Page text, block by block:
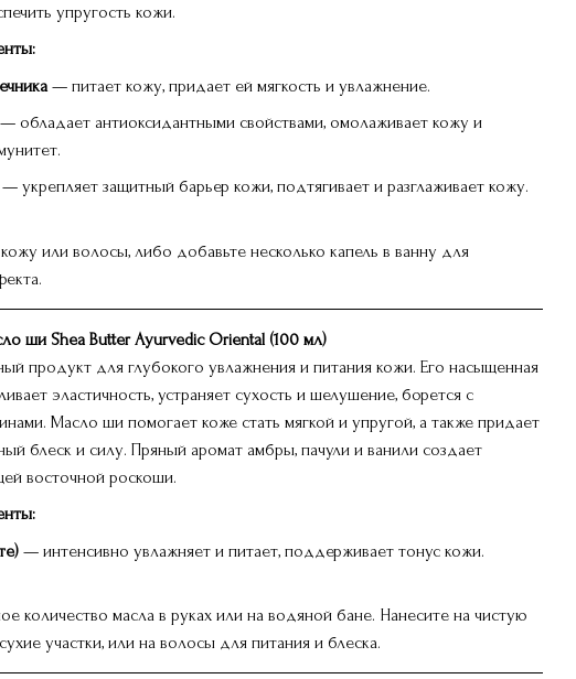
упругость кожи.
— питает кожу, придает ей мягкость и увлажнение.
— обладает антиоксидантными свойствами, омолаживает кожу и
— укрепляет защитный барьер кожи, подтягивает и разглаживает кожу.
или волосы, либо добавьте несколько капель в ванну для
ши Shea Butter Ayurvedic Oriental (100 мл)
продукт для глубокого увлажнения и питания кожи. Его насыщенная
эластичность, устраняет сухость и шелушение, борется с
Масло ши помогает коже стать мягкой и упругой, а также придает
блеск и силу. Пряный аромат амбры, пачули и ванили создает
восточной роскоши.
— интенсивно увлажняет и питает, поддерживает тонус кожи.
количество масла в руках или на водяной бане. Нанесите на чистую
участки, или на волосы для питания и блеска.